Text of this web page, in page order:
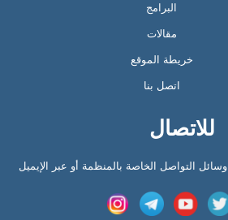
البرامج
مقالات
خريطة الموقع
اتصل بنا
للاتصال
التواصل الخاصة بالمنظمة أو عبر الإيميل